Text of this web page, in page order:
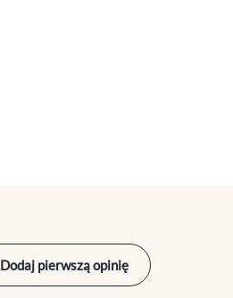
Dodaj pierwszą opinię